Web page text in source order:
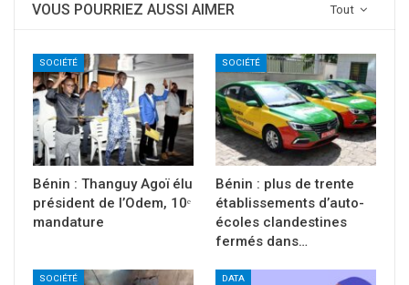
Tout
VOUS POURRIEZ AUSSI AIMER
SOCIÉTÉ
Bénin : Thanguy Agoï élu
président de l’Odem, 10ᵉ
mandature
SOCIÉTÉ
Bénin : plus de trente
établissements d’auto-
écoles clandestines
fermés dans…
SOCIÉTÉ DATA